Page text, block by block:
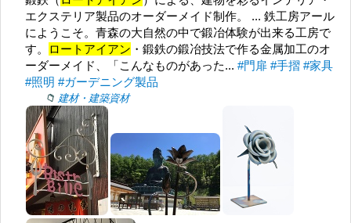
エクステリア製品のオーダーメイド制作。 ... 鉄工房アール
にようこそ。青森の大自然の中で鍛冶体験が出来る工房で
す。
ロートアイアン ・鍛鉄の鍛冶技法で作る金属加工のオ
ーダーメイド、「こんなものがあった...#門扉 #手摺 #家具
#照明 #ガーデニング製品
建材・建築資材